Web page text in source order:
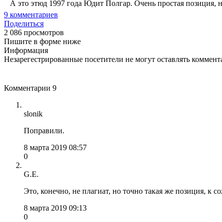
А это этюд 1997 года Юдит Полгар. Очень простая позиция,
9 комментариев
Поделиться
2 086 просмотров
Пишите в форме ниже
Информация
Незарегестрированные посетители не могут оставлять
Комментарии 9
slonik
Поправили.
8 марта 2019 08:57
0
G.E.
Это, конечно, не плагиат, но точно такая же позиция, к
8 марта 2019 09:13
0